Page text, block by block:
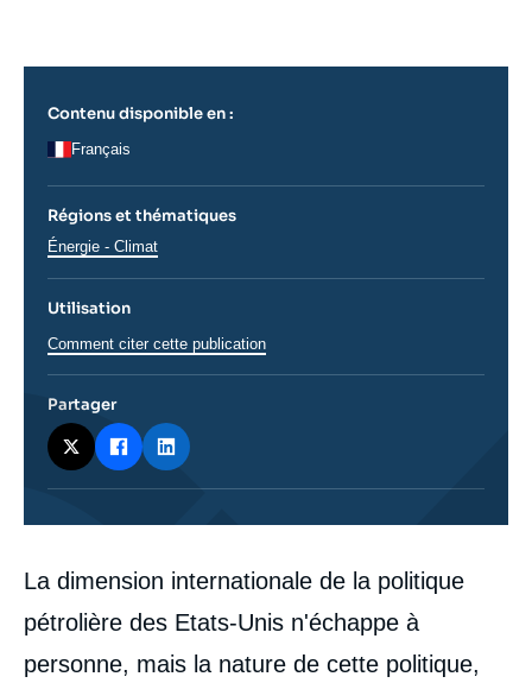
Corps
analyses
La dimension internationale de la politique
pétrolière des Etats-Unis n'échappe à
personne, mais la nature de cette politique,
Contenu disponible en :
Français
Régions et thématiques
Thématiques
Énergie - Climat
Utilisation
Comment citer cette publication
Partager